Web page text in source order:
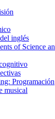
inglés
of Science
Programación
musical